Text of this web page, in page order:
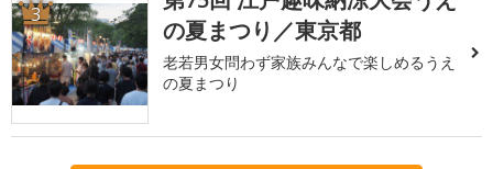
3
の夏まつり／東京都
老若男女問わず家族みんなで楽しめるうえ
の夏まつり